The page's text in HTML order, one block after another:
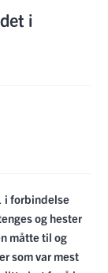
i
i forbindelse
og hester
måtte til og
som var mest